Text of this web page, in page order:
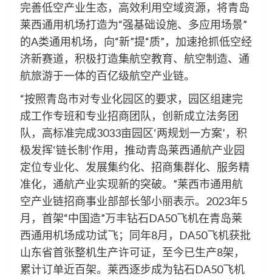
完善低空产业生态，高效利用空域资源，将青岛
莱西通用机场打造为“强基础设施、多应用场景”
的A类通用机场，向“新”提“质”，加速抢抓低空经
济新赛道，积极打造集航空教育、航空制造、通
航旅游于一体的百亿级航空产业链。
“按照青岛市对专业化园区的要求，园区组建完
成工作专班和专业招商团队，创新成立法务团
队，高标准完成3033亩园区‘两规划一方案’，积
极发挥‘链长制’作用，推动青岛莱西通航产业园
定位专业化、发展集约化、招商集群化、服务精
准化，通航产业实现新的突破。”莱西市通用航
空产业链招商事业部部长邹小丽表示。2023年5
月，首架“中国造”万丰钻石DA50飞机在青岛莱
西通用机场成功试飞；同年8月，DA50飞机获批
山东省首张整机生产许可证，至今已生产8架，
累计订单近百架。莱西逐步成为钻石DA50飞机